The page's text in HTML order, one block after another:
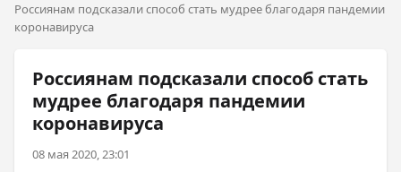
Россиянам подсказали способ стать мудрее благодаря пандемии
коронавируса
Россиянам подсказали способ стать
мудрее благодаря пандемии
коронавируса
08 мая 2020, 23:01